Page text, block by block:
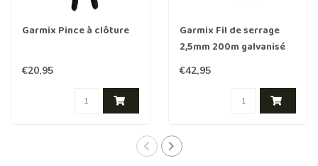
Garmix Pince à clôture
€20,95
Garmix Fil de serrage
2,5mm 200m galvanisé
€42,95